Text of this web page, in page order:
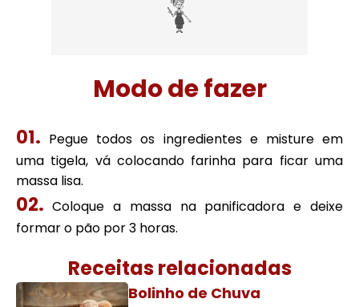
Modo de fazer
Pegue todos os ingredientes e misture em
uma tigela, vá colocando farinha para ficar uma
massa lisa.
Coloque a massa na panificadora e deixe
formar o pão por 3 horas.
Receitas relacionadas
Bolinho de Chuva